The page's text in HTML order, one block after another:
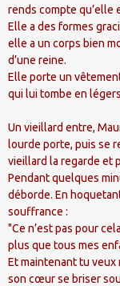
rends compte qu’elle
Elle a des formes
elle a un corps bien
d’une reine.
Elle porte un
qui lui tombe en
Un vieillard entre,
lourde porte, puis se
vieillard la regarde et
Pendant quelques
déborde. En
souffrance :
"Ce n’est pas pour
plus que tous mes
Et maintenant tu
son cœur se briser